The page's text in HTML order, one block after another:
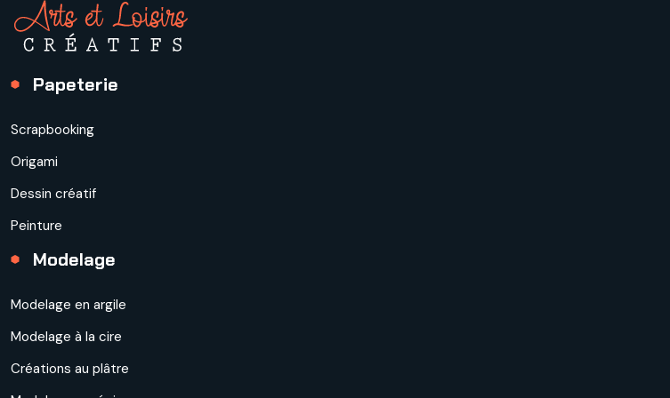
Papeterie
Scrapbooking
Origami
Dessin créatif
Peinture
Modelage
Modelage en argile
Modelage à la cire
Créations au plâtre